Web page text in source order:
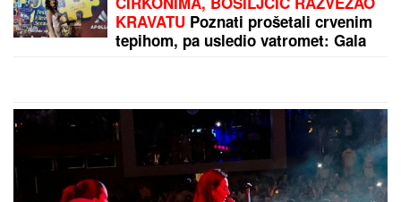
Jadnije ne može: Navijači Hajduka iz Splita nikad
strašnije vređali Srbe
PREPORUKA ZA VAS